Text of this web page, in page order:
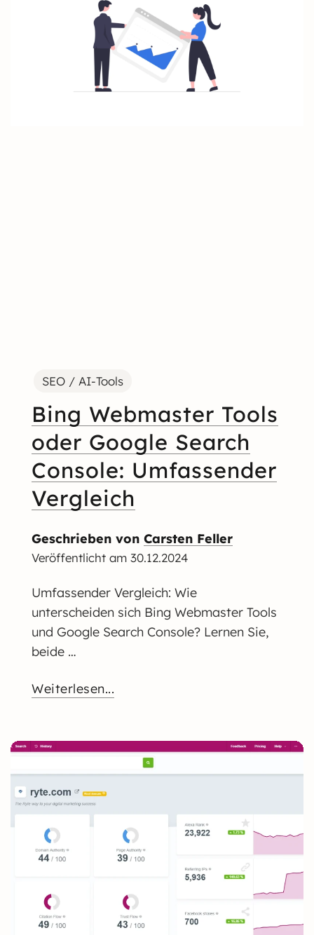
SEO / AI-Tools
Bing Webmaster Tools
oder Google Search
Console: Umfassender
Vergleich
Geschrieben von Carsten Feller
Veröffentlicht am 30.12.2024
Umfassender Vergleich: Wie
unterscheiden sich Bing Webmaster Tools
und Google Search Console? Lernen Sie,
beide …
Weiterlesen...